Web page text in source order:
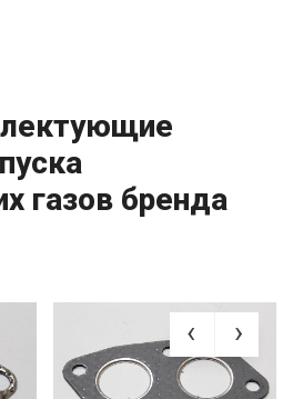
газов бренда